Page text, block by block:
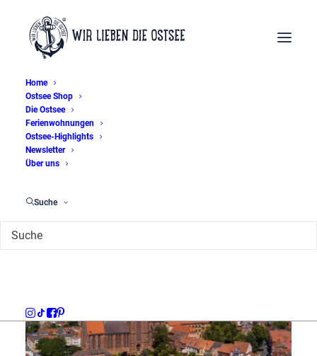
Home
Ostsee Shop
Die Ostsee
Ferienwohnungen
Ostsee-Highlights
Newsletter
Über uns
Suche